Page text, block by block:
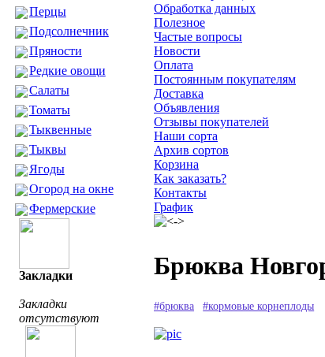
Перцы
Подсолнечник
Пряности
Редкие овощи
Салаты
Томаты
Тыквенные
Тыквы
Ягоды
Огород на окне
Фермерские
Закладки
Закладки
отсутствуют
Обработка данных
Полезное
Частые вопросы
Новости
Оплата
Постоянным покупателям
Доставка
Объявления
Отзывы покупателей
Наши сорта
Архив сортов
Корзина
Как заказать?
Контакты
График
Брюква
#брюква #кормовые корнеплоды